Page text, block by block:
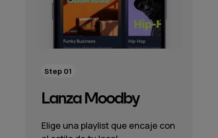
Lanza Moodby
Elige una playlist que encaje con
Step 01